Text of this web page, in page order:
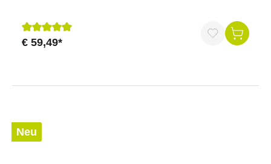
Durchschnittliche Bewertung von 5 von 5 Sternen
€ 59,49*
Neu